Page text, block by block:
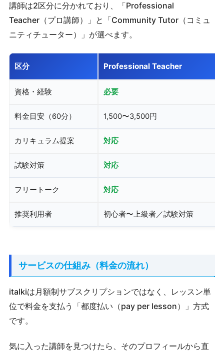
講師は2区分に分かれており、「Professional
Teacher（プロ講師）」と「Community Tutor（コミュ
ニティチューター）」が選べます。
区分 Professional Teacher
資格・経験 必要
料金目安（60分） 1,500〜3,500円
カリキュラム提案 対応
試験対策 対応
フリートーク 対応
推奨利用者 初心者〜上級者／試験対策
サービスの仕組み（料金の流れ）
italkiは月額制サブスクリプションではなく、レッスン単
位で料金を支払う「都度払い（pay per lesson）」方式
です。
気に入った講師を見つけたら、そのプロフィールから直